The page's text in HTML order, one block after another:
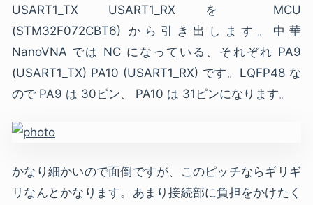
USART1_TX USART1_RX を MCU
(STM32F072CBT6) から引き出します。中華
NanoVNA では NC になっている、それぞれ PA9
(USART1_TX) PA10 (USART1_RX) です。LQFP48 な
ので PA9 は 30ピン、 PA10 は 31ピンになります。
かなり細かいので面倒ですが、このピッチならギリギ
リなんとかなります。あまり接続部に負担をかけたく